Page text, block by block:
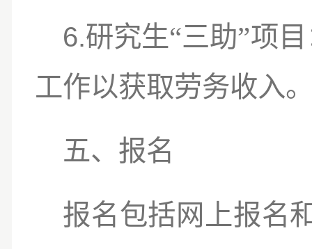
6.研究生“三助”项
工作以获取劳务收入
五、报名
报名包括网上报名